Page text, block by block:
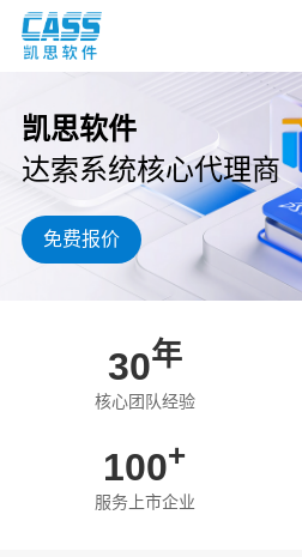
凯思软件
达索系统核心代理商
免费报价
30年
核心团队经验
100+
服务上市企业